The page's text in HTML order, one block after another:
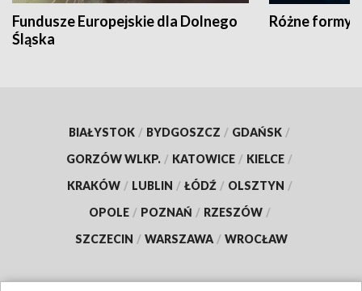
Fundusze Europejskie dla Dolnego
Śląska
Różne formy
BIAŁYSTOK / BYDGOSZCZ / GDAŃSK /
GORZÓW WLKP. / KATOWICE / KIELCE /
KRAKÓW / LUBLIN / ŁÓDŹ / OLSZTYN /
OPOLE / POZNAŃ / RZESZÓW /
SZCZECIN / WARSZAWA / WROCŁAW